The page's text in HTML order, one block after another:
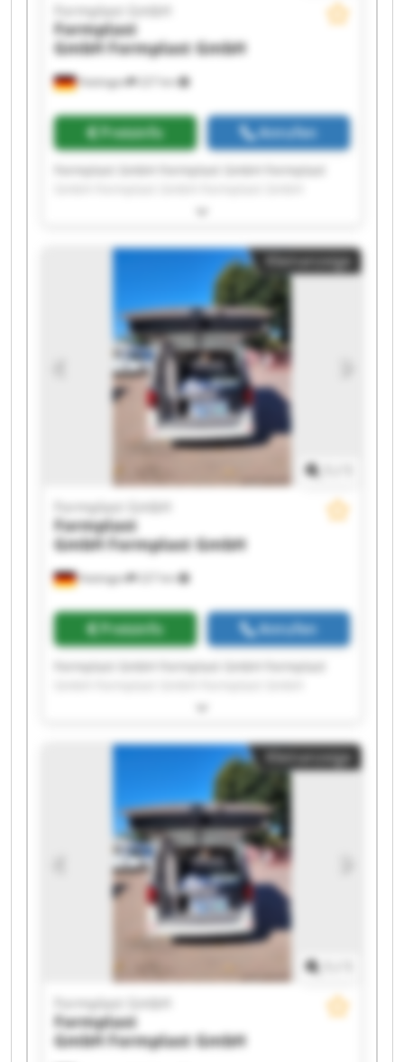
Hattingen 227 km
Formplast GmbH
Formplast
GmbH Formplast GmbH
Preisinfo Anrufen
Formplast GmbH Formplast GmbH Formplast
Formplast GmbH Formplast GmbH Formplast
GmbH Formplast GmbH Formplast GmbH
Formplast GmbH Formplast GmbH Formplast
GmbH Formplast GmbH Formplast GmbH
Kleinanzeige
Hattingen 227 km
Formplast GmbH
Formplast
GmbH Formplast GmbH
Preisinfo Anrufen
Formplast GmbH Formplast GmbH Formplast
Formplast GmbH Formplast GmbH Formplast
GmbH Formplast GmbH Formplast GmbH
Formplast GmbH Formplast GmbH Formplast
GmbH Formplast GmbH Formplast GmbH
Kleinanzeige
Formplast GmbH
Formplast
GmbH Formplast GmbH